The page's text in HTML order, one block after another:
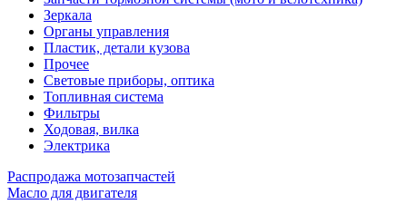
Зеркала
Органы управления
Пластик, детали кузова
Прочее
Световые приборы, оптика
Топливная система
Фильтры
Ходовая, вилка
Электрика
Распродажа мотозапчастей
Масло для двигателя